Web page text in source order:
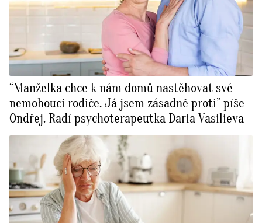
“Manželka chce k nám domů nastěhovat své
nemohoucí rodiče. Já jsem zásadně proti” píše
Ondřej. Radí psychoterapeutka Daria Vasilieva